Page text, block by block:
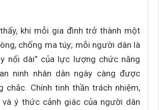
khi mỗi gia đình trở thành một
chống ma túy; mỗi người dân là
nối dài” của lực lượng chức năng
ninh nhân dân ngày càng được
chắc. Chính tinh thần trách nhiệm,
ý thức cảnh giác của người dân